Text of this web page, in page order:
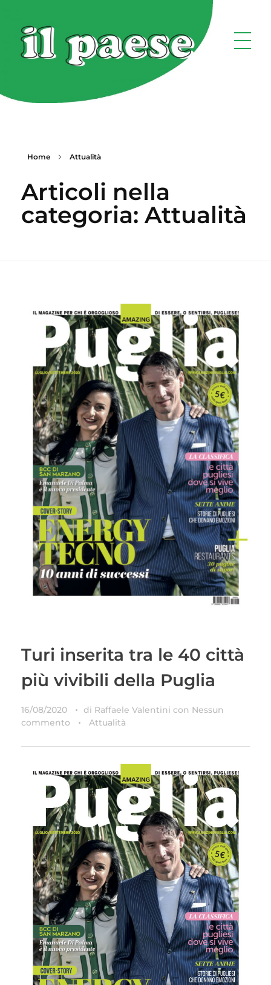
Home Attualità
Articoli nella
categoria: Attualità
Turi inserita tra le 40 città
più vivibili della Puglia
16/08/2020 di Raffaele Valentini con Nessun
commento
Attualità